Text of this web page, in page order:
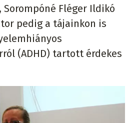
Fléger Ildikó
pedig a tájainkon is
(ADHD) tartott érdekes